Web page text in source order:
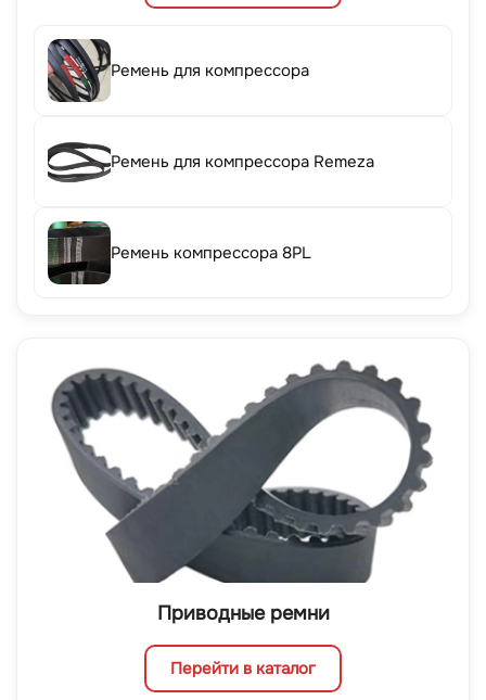
Ремень для компрессора
Ремень для компрессора Remeza
Ремень компрессора 8PL
Приводные ремни
Перейти в каталог